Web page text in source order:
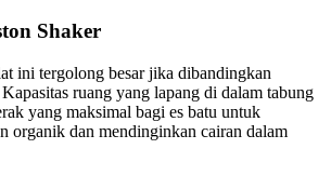
Shaker
ini tergolong besar jika dibandingkan
ruang yang lapang di dalam tabung
yang maksimal bagi es batu untuk
organik dan mendinginkan cairan dalam